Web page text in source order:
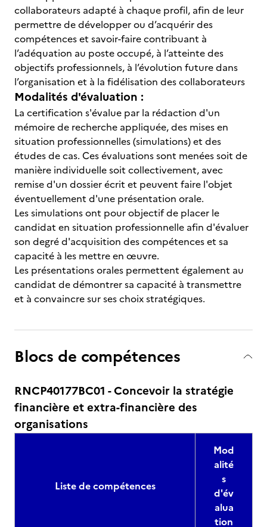
collaborateurs adapté à chaque profil, afin de leur
permettre de développer ou d’acquérir des
compétences et savoir-faire contribuant à
l’adéquation au poste occupé, à l’atteinte des
objectifs professionnels, à l’évolution future dans
l’organisation et à la fidélisation des collaborateurs
Modalités d'évaluation :
La certification s'évalue par la rédaction d'un
mémoire de recherche appliquée, des mises en
situation professionnelles (simulations) et des
études de cas. Ces évaluations sont menées soit de
manière individuelle soit collectivement, avec
remise d'un dossier écrit et peuvent faire l'objet
éventuellement d'une présentation orale.
Les simulations ont pour objectif de placer le
candidat en situation professionnelle afin d'évaluer
son degré d'acquisition des compétences et sa
capacité à les mettre en œuvre.
Les présentations orales permettent également au
candidat de démontrer sa capacité à transmettre
et à convaincre sur ses choix stratégiques.
Blocs de compétences
RNCP40177BC01 - Concevoir la stratégie
financière et extra-financière des
organisations
Liste de compétences
Mod
alité
s
d'év
alua
tion